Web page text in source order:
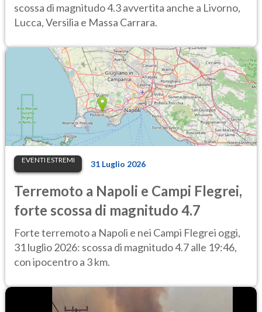
scossa di magnitudo 4.3 avvertita anche a Livorno,
Lucca, Versilia e Massa Carrara.
EVENTI ESTREMI 31 Luglio 2026
Terremoto a Napoli e Campi Flegrei,
forte scossa di magnitudo 4.7
Forte terremoto a Napoli e nei Campi Flegrei oggi,
31 luglio 2026: scossa di magnitudo 4.7 alle 19:46,
con ipocentro a 3 km.